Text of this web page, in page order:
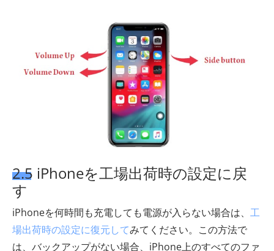
2.5 iPhoneを工場出荷時の設定に戻
す
iPhoneを何時間も充電しても電源が入らない場合は、 工
場出荷時の設定に復元してみてください。この方法で
は、バックアップがない場合、iPhone上のすべてのファ